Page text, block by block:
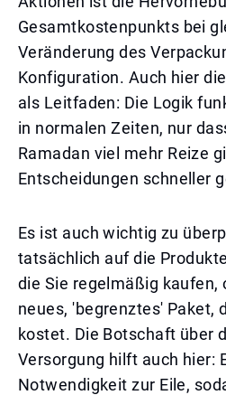
Gesamtkostenpunkts bei
Veränderung des
Konfiguration. Auch hier
als Leitfaden: Die Logik
in normalen Zeiten, nur
Ramadan viel mehr Reize
Entscheidungen schneller
Es ist auch wichtig zu
tatsächlich auf die
die Sie regelmäßig kaufen,
neues, 'begrenztes' Paket,
kostet. Die Botschaft über
Versorgung hilft auch hier:
Notwendigkeit zur Eile,